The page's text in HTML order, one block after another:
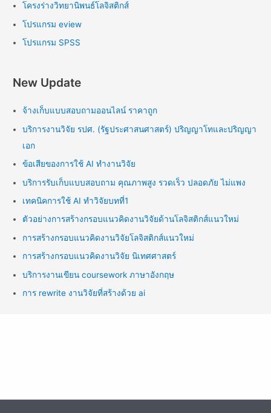
โครงร่างวิทยานิพนธ์โลจิสติกส์
โปรแกรม eview
โปรแกรม SPSS
New Update
จ้างเก็บแบบสอบถามออนไลน์ ราคาถูก
บริการงานวิจัย รปศ. (รัฐประศาสนศาสตร์) ปริญญาโทและปริญญา
เอก
ข้อเสียของการใช้ AI ทำงานวิจัย
บริการรับเก็บแบบสอบถาม คุณภาพสูง รวดเร็ว ปลอดภัย ไม่แพง
เทคนิคการใช้ AI ทำวิจัยบทที่1
ตัวอย่างการสร้างกรอบแนวคิดงานวิจัยด้านโลจิสติกส์แนวใหม่
การสร้างกรอบแนวคิดงานวิจัยโลจิสติกส์แนวใหม่
การสร้างกรอบแนวคิดงานวิจัย นิเทศศาสตร์
บริการงานเขียน coursework ภาษาอังกฤษ
การ rewrite งานวิจัยที่สร้างด้วย ai